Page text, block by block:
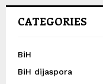
CATEGORIES
BiH
BiH dijaspora